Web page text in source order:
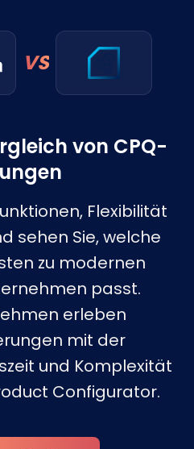
VS
von CPQ-
Flexibilität
sehen Sie, welche
zu modernen
passt.
erleben
mit der
und Komplexität
Configurator.